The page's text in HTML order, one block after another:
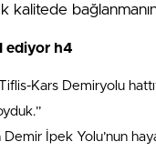
kalitede
ediyor h4
Kars Demiryolu
Demir İpek Yolu’nun